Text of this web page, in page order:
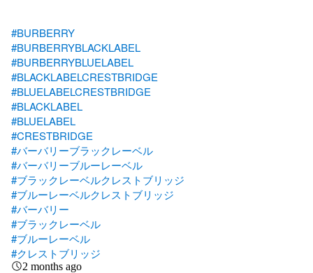
#BURBERRY
#BURBERRYBLACKLABEL
#BURBERRYBLUELABEL
#BLACKLABELCRESTBRIDGE
#BLUELABELCRESTBRIDGE
#BLACKLABEL
#BLUELABEL
#CRESTBRIDGE
#バーバリーブラックレーベル
#バーバリーブルーレーベル
#ブラックレーベルクレストブリッジ
#ブルーレーベルクレストブリッジ
#バーバリー
#ブラックレーベル
#ブルーレーベル
#クレストブリッジ
2 months ago